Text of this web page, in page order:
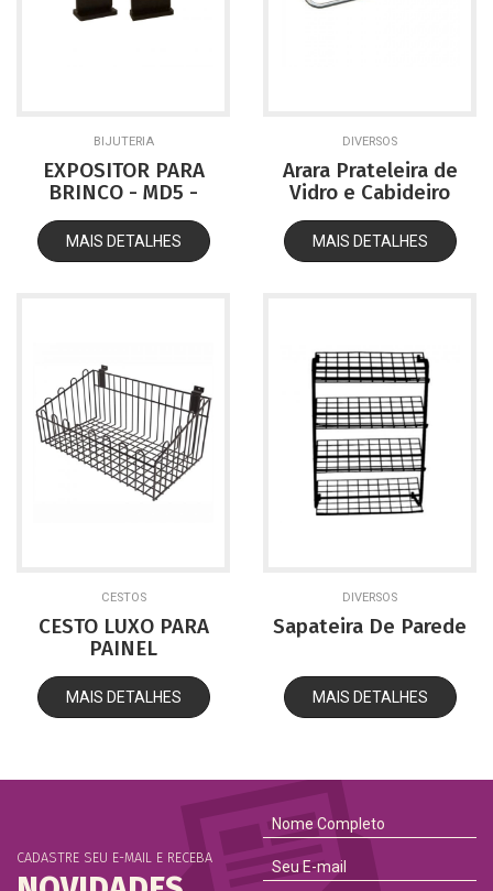
BIJUTERIA
EXPOSITOR PARA
BRINCO - MD5 -
PRETO
MAIS DETALHES
DIVERSOS
Arara Prateleira de
Vidro e Cabideiro
Cromado
MAIS DETALHES
CESTOS
CESTO LUXO PARA
PAINEL
MAIS DETALHES
DIVERSOS
Sapateira De Parede
MAIS DETALHES
CADASTRE SEU E-MAIL E RECEBA